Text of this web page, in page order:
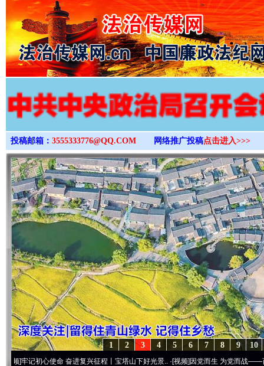
>
投稿邮箱： 3555333776@QQ.COM 网络推广投稿点击进入>>>
10
9
8
7
6
5
4
3
2
1
心使命 奋进复兴征程丨宝塔山下好光景..·[视频]因党而生 为党而战——百年“纪”事